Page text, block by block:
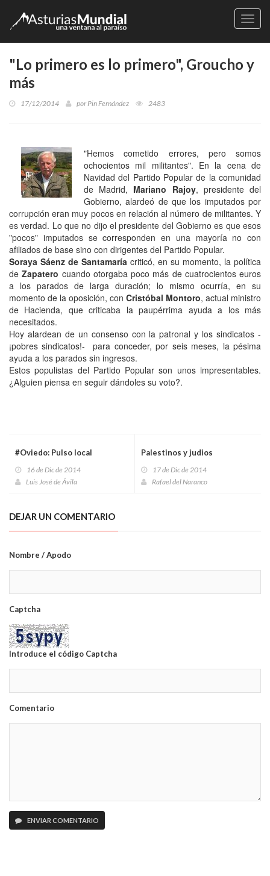
"Lo primero es lo primero", Groucho y
más
17/12/2014 porPin Fernández 2483
"Hemos cometido errores, pero somos
ochocientos mil militantes". En la cena de
Navidad del Partido Popular de la comunidad
de Madrid, Mariano Rajoy, presidente del
Gobierno, alardeó de que los imputados por
corrupción eran muy pocos en relación al número de militantes. Y
es verdad. Lo que no dijo el presidente del Gobierno es que esos
"pocos" imputados se corresponden en una mayoría no con
afiliados de base sino con dirigentes del Partido Popular.
Soraya Sáenz de Santamaría criticó, en su momento, la política
de Zapatero cuando otorgaba poco más de cuatrocientos euros
a los parados de larga duración; lo mismo ocurría, en su
momento de la oposición, con Cristóbal Montoro, actual ministro
de Hacienda, que criticaba la paupérrima ayuda a los más
necesitados.
Hoy alardean de un consenso con la patronal y los sindicatos -
¡pobres sindicatos!- para conceder, por seis meses, la pésima
ayuda a los parados sin ingresos.
Estos populistas del Partido Popular son unos impresentables.
¿Alguien piensa en seguir dándoles su voto?.
#Oviedo: Pulso local
16 de Dic de 2014
Luis José de Ávila
Palestinos y judios
17 de Dic de 2014
Rafael del Naranco
DEJAR UN COMENTARIO
Nombre / Apodo
Captcha
Introduce el código Captcha
Comentario
ENVIAR COMENTARIO